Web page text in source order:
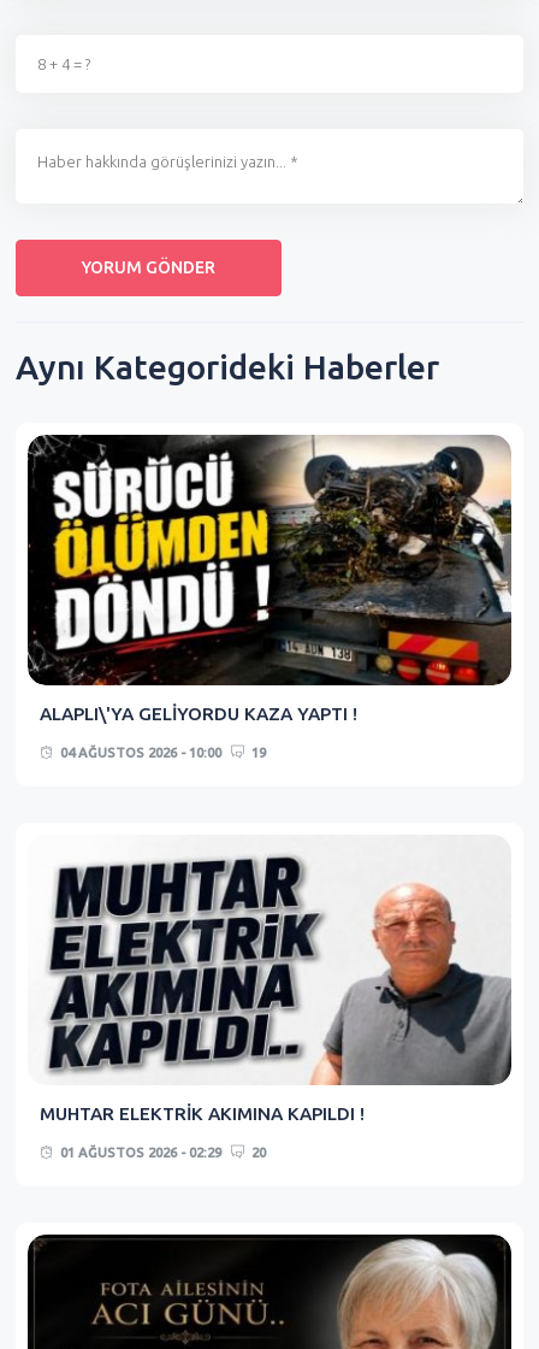
Aynı Kategorideki Haberler
ALAPLI\'YA GELİYORDU KAZA YAPTI !
04 AĞUSTOS 2026 - 10:00 19
MUHTAR ELEKTRİK AKIMINA KAPILDI !
01 AĞUSTOS 2026 - 02:29 20